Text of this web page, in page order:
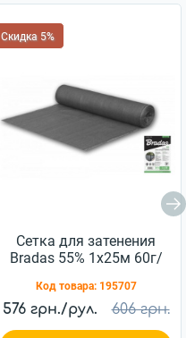
Скидка 5%
Сетка для затенения
Bradas 55% 1х25м 60г/
Код товара: 195707
576 грн./рул. 606 грн.